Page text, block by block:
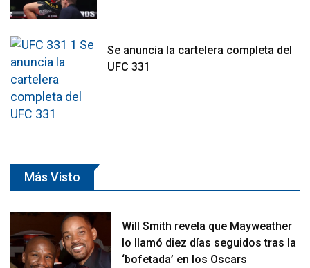
Se anuncia la cartelera completa del
UFC 331
Más Visto
Will Smith revela que Mayweather
lo llamó diez días seguidos tras la
‘bofetada’ en los Oscars